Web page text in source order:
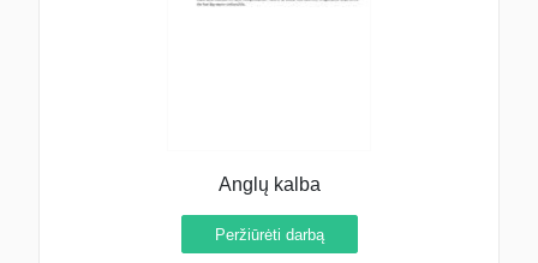
Anglų kalba
Peržiūrėti darbą